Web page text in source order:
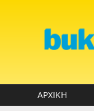
ΑΡΧΙΚΗ